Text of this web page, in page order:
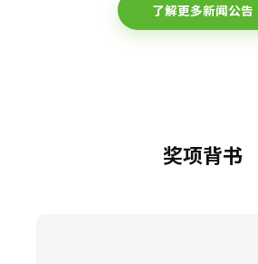
了解更多新闻公告
奖项背书